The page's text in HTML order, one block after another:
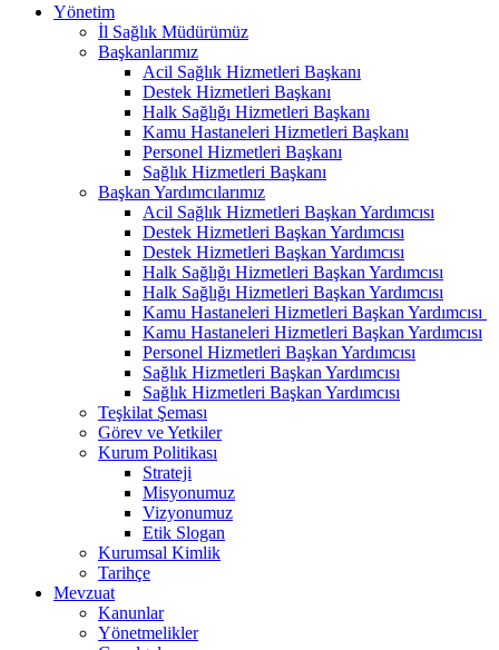
Yönetim
İl Sağlık Müdürümüz
Başkanlarımız
Acil Sağlık Hizmetleri Başkanı
Destek Hizmetleri Başkanı
Halk Sağlığı Hizmetleri Başkanı
Kamu Hastaneleri Hizmetleri Başkanı
Personel Hizmetleri Başkanı
Sağlık Hizmetleri Başkanı
Başkan Yardımcılarımız
Acil Sağlık Hizmetleri Başkan Yardımcısı
Destek Hizmetleri Başkan Yardımcısı
Destek Hizmetleri Başkan Yardımcısı
Halk Sağlığı Hizmetleri Başkan Yardımcısı
Halk Sağlığı Hizmetleri Başkan Yardımcısı
Kamu Hastaneleri Hizmetleri Başkan Yardımcısı ​
Kamu Hastaneleri Hizmetleri Başkan Yardımcısı
Personel Hizmetleri Başkan Yardımcısı
Sağlık Hizmetleri Başkan Yardımcısı
Sağlık Hizmetleri Başkan Yardımcısı
Teşkilat Şeması
Görev ve Yetkiler
Kurum Politikası
Strateji
Misyonumuz
Vizyonumuz
Etik Slogan
Kurumsal Kimlik
Tarihçe
Mevzuat
Kanunlar
Yönetmelikler